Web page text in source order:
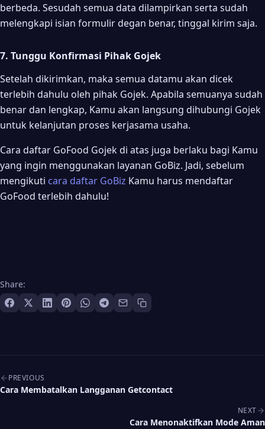
berbeda. Sesudah semua data dilampirkan serta sudah
melengkapi isian formulir degan benar, tinggal kirim saja.
7. Tunggu Konfirmasi Pihak Gojek
Setelah dikirimkan, maka semua datamu akan dicek
terlebih dahulu oleh pihak Gojek. Apabila semuanya sudah
benar dan lengkap, Kamu akan langsung dihubungi Gojek
untuk kelanjutan proses kerjasama usaha.
Cara daftar GoFood Gojek di atas juga berlaku bagi Kamu
yang ingin menggunakan layanan GoBiz. Jadi, sebelum
mengikuti cara daftar GoBiz Kamu harus mendaftar
GoFood terlebih dahulu!
Share:
Post navigation
PREVIOUS
Cara Membatalkan Langganan Getcontact
NEXT
Cara Menonaktifkan Mode Aman